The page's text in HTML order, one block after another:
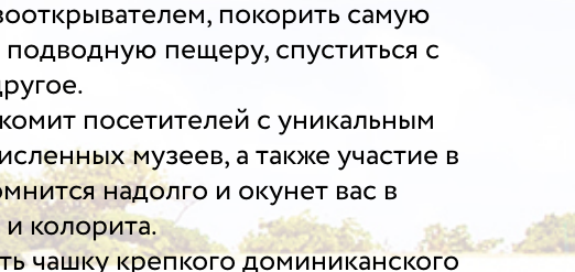
покорить самую
пещеру, спуститься с
посетителей с уникальным
музеев, а также участие в
надолго и окунет вас в
колорита.
чашку крепкого доминиканского